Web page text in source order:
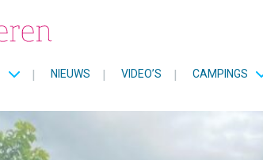
| NIEUWS | VIDEO’S | CAMPINGS